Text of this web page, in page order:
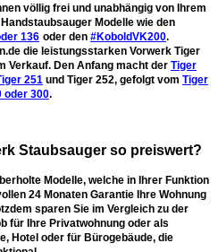
völlig frei und unabhängig von Ihrem
Modelle wie den
136 oder den #KoboldVK200.
die leistungsstarken Vorwerk Tiger
Verkauf. Den Anfang macht der Tiger
251 und Tiger 252, gefolgt vom Tiger
oder 300.
Staubsauger so preiswert?
Modelle, welche in Ihrer Funktion
24 Monaten Garantie Ihre Wohnung
sparen Sie im Vergleich zu der
für Ihre Privatwohnung oder als
Hotel oder für Bürogebäude, die